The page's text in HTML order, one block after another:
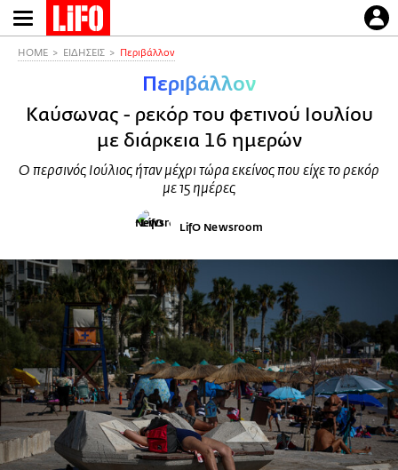
Παράκαμψη
προς
HOME ΕΙΔΗΣΕΙΣ Περιβάλλον
Περιβάλλον
Καύσωνας - ρεκόρ του φετινού Ιουλίου
με διάρκεια 16 ημερών
Ο περσινός Ιούλιος ήταν μέχρι τώρα εκείνος που είχε το ρεκόρ
με 15 ημέρες
LifO Newsroom